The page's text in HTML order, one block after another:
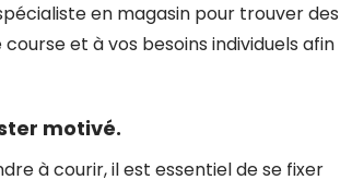
en magasin pour trouver des
et à vos besoins individuels afin
motivé.
à courir, il est essentiel de se fixer